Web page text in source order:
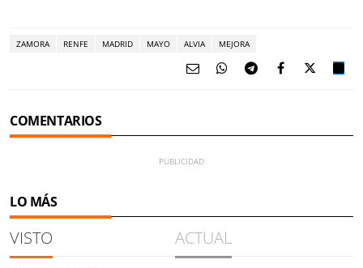
ZAMORA RENFE MADRID MAYO ALVIA MEJORA
COMENTARIOS
LO MÁS
VISTO ACTUAL